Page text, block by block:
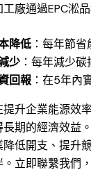
廠通過EPC淞
降低 ：每年節
少 ：每年減少
回報 ：在5年內
升企業能源效
長期的經濟效益
低開支、提升
立即聯繫我們